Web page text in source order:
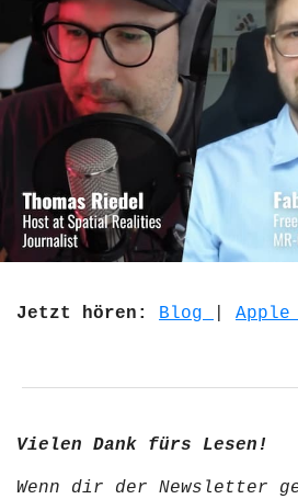
Jetzt hören: Blog Apple
Vielen Dank fürs Lesen!
Wenn dir der Newsletter